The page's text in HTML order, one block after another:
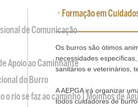
• Formação em
Os burros são ótimos
necessidades
sanitários e veterinários,
A AEPGA irá organizar
todos cuidadores de
de Comunicação
Apoio ao Caminhante
do Burro
o rio se faz ao caminho | Moinhos de